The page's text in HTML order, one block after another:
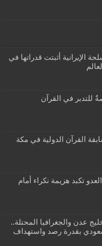
الإيرانية أثبتت قدراتها في
للتدبر في القرآن
تكبد هزيمة نكراء أمام
عدن والجغرافيا المحتلة..
بقدرة رصد واستهداف